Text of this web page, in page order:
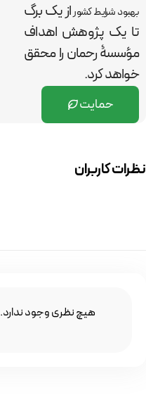
بهبود شرایط کشوراز یک برگ
تا یک پژوهش اهداف
مؤسسۀ رحمان رامحقق
خواهد کرد.
حمایت
نظرات کاربران
هیچ نظری وجود ندارد.